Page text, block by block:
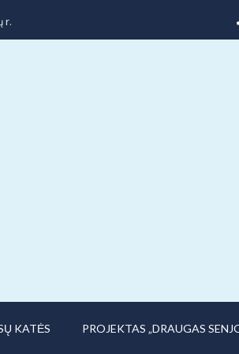
r.
KATĖS PROJEKTAS „DRAUGAS